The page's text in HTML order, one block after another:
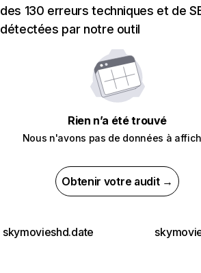
des 130 erreurs techniques et de
détectées par notre outil
Rien n’a été trouvé
Nous n'avons pas de données à
Obtenir votre audit →
skymovieshd.date